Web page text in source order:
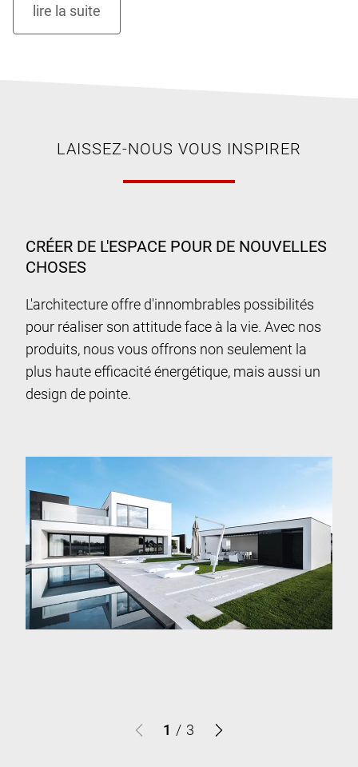
LAISSEZ-NOUS VOUS INSPIRER
CRÉER DE L'ESPACE POUR DE NOUVELLES
CHOSES
L'architecture offre d'innombrables possibilités
pour réaliser son attitude face à la vie. Avec nos
produits, nous vous offrons non seulement la
plus haute efficacité énergétique, mais aussi un
design de pointe.
1 / 3